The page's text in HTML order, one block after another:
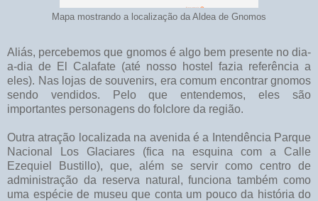
Mapa mostrando a localização da Aldea de Gnomos
Aliás, percebemos que gnomos é algo bem presente no dia-
a-dia de El Calafate (até nosso hostel fazia referência a
eles). Nas lojas de souvenirs, era comum encontrar gnomos
sendo vendidos. Pelo que entendemos, eles são
importantes personagens do folclore da região.
Outra atração localizada na avenida é a Intendência Parque
Nacional Los Glaciares (fica na esquina com a Calle
Ezequiel Bustillo), que, além se servir como centro de
administração da reserva natural, funciona também como
uma espécie de museu que conta um pouco da história do